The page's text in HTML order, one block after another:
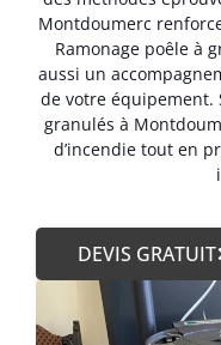
Montdoumerc
Ramonage poêle à
aussi un
de votre équipement.
granulés à
d’incendie tout en
DEVIS GRATUIT